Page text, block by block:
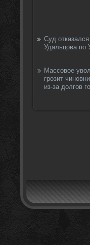
Суд
Удальцова по
Массовое
грозит
из-за долгов